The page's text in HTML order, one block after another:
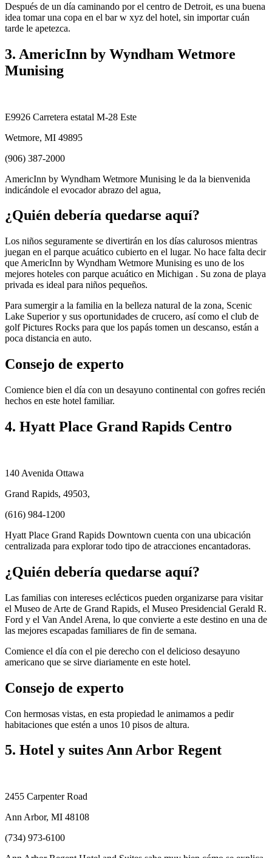
Después de un día caminando por el centro de Detroit, es una buena
idea tomar una copa en el bar w xyz del hotel, sin importar cuán
tarde le apetezca.
3. AmericInn by Wyndham Wetmore
Munising
E9926 Carretera estatal M-28 Este
Wetmore, MI 49895
(906) 387-2000
AmericInn by Wyndham Wetmore Munising le da la bienvenida
indicándole el evocador abrazo del agua,
¿Quién debería quedarse aquí?
Los niños seguramente se divertirán en los días calurosos mientras
juegan en el parque acuático cubierto en el lugar. No hace falta decir
que AmericInn by Wyndham Wetmore Munising es uno de los
mejores hoteles con parque acuático en Michigan . Su zona de playa
privada es ideal para niños pequeños.
Para sumergir a la familia en la belleza natural de la zona, Scenic
Lake Superior y sus oportunidades de crucero, así como el club de
golf Pictures Rocks para que los papás tomen un descanso, están a
poca distancia en auto.
Consejo de experto
Comience bien el día con un desayuno continental con gofres recién
hechos en este hotel familiar.
4. Hyatt Place Grand Rapids Centro
140 Avenida Ottawa
Grand Rapids, 49503,
(616) 984-1200
Hyatt Place Grand Rapids Downtown cuenta con una ubicación
centralizada para explorar todo tipo de atracciones encantadoras.
¿Quién debería quedarse aquí?
Las familias con intereses eclécticos pueden organizarse para visitar
el Museo de Arte de Grand Rapids, el Museo Presidencial Gerald R.
Ford y el Van Andel Arena, lo que convierte a este destino en una de
las mejores escapadas familiares de fin de semana.
Comience el día con el pie derecho con el delicioso desayuno
americano que se sirve diariamente en este hotel.
Consejo de experto
Con hermosas vistas, en esta propiedad le animamos a pedir
habitaciones que estén a unos 10 pisos de altura.
5. Hotel y suites Ann Arbor Regent
2455 Carpenter Road
Ann Arbor, MI 48108
(734) 973-6100